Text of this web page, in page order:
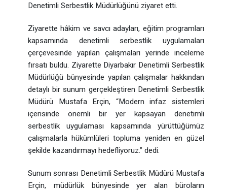
Denetimli Serbestlik Müdürlüğünü ziyaret etti.
Ziyarette hâkim ve savcı adayları, eğitim programları
kapsamında denetimli serbestlik uygulamaları
çerçevesinde yapılan çalışmaları yerinde inceleme
fırsatı buldu. Ziyarette Diyarbakır Denetimli Serbestlik
Müdürlüğü bünyesinde yapılan çalışmalar hakkından
detaylı bir sunum gerçekleştiren Denetimli Serbestlik
Müdürü Mustafa Erçin, “Modern infaz sistemleri
içerisinde önemli bir yer kapsayan denetimli
serbestlik uygulaması kapsamında yürüttüğümüz
çalışmalarla hükümlüleri topluma yeniden en güzel
şekilde kazandırmayı hedefliyoruz.” dedi.
Sunum sonrası Denetimli Serbestlik Müdürü Mustafa
Erçin, müdürlük bünyesinde yer alan büroların